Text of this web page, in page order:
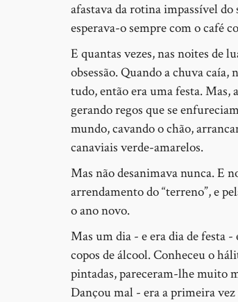
afastava da rotina impassível
esperava-o sempre com o café
E quantas vezes, nas noites de
obsessão. Quando a chuva
tudo, então era uma festa. Mas,
gerando regos que se
mundo, cavando o chão,
canaviais verde-amarelos.
Mas não desanimava nunca. E
arrendamento do “terreno”, e
o ano novo.
Mas um dia - e era dia de festa
copos de álcool. Conheceu o
pintadas, pareceram-lhe muito
Dançou mal - era a primeira